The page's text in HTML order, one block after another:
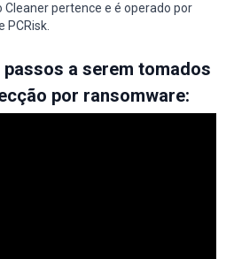
Cleaner pertence e é operado por
PCRisk.
a serem tomados
por ransomware: